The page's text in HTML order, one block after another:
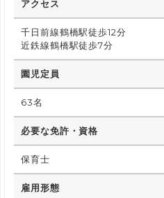
アクセス
千日前線鶴橋駅徒歩12分
近鉄線鶴橋駅徒歩7分
園児定員
63名
必要な免許・資格
保育士
雇用形態